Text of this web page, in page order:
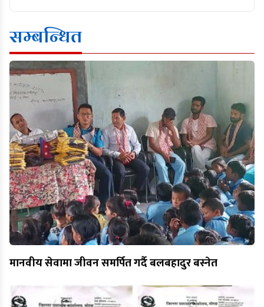
सम्बन्धित
मानवीय सेवामा जीवन समर्पित गर्दै बलबहादुर बस्नेत